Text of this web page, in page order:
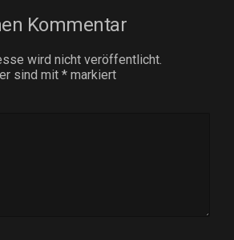
Kommentar
wird nicht veröffentlicht.
sind mit * markiert